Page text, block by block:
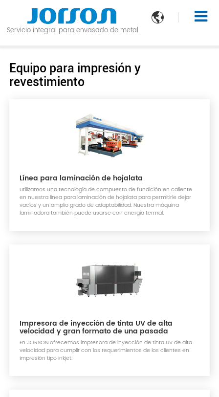

Servicio integral para envasado de metal
Equipo para impresión y
revestimiento
Línea para laminación de hojalata
Utilizamos una tecnología de compuesto de fundición en caliente
en nuestra línea para laminación de hojalata para permitirle dejar
vacíos y un amplio grado de adaptabilidad. Nuestra máquina
laminadora también puede usarse con energía termal.
Impresora de inyección de tinta UV de alta
velocidad y gran formato de una pasada
En JORSON ofrecemos impresora de inyección de tinta UV de alta
velocidad para cumplir con los requerimientos de los clientes en
impresión tipo inkjet.